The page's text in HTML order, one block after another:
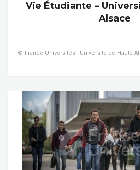
Vie Étudiante –
Alsace
© France Universités - Université de Haute-